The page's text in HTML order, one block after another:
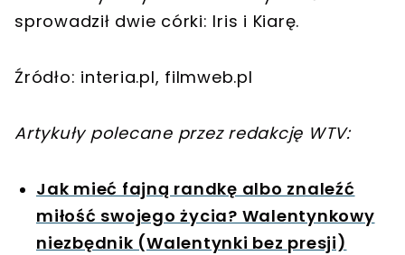
sprowadził dwie córki: Iris i Kiarę.
Źródło: interia.pl, filmweb.pl
Artykuły polecane przez redakcję WTV:
Jak mieć fajną randkę albo znaleźć
miłość swojego życia? Walentynkowy
niezbędnik (Walentynki bez presji)